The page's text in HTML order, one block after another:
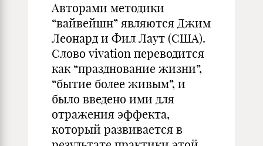
Авторами методики
“вайвейшн” являются Джим
Леонард и Фил Лаут (США).
Слово vivation переводится
как “празднование жизни”,
“бытие более живым”, и
было введено ими для
отражения эффекта,
который развивается в